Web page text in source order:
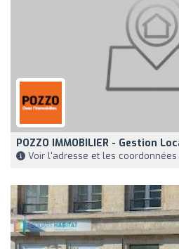
POZZO IMMOBILIER - Gestion
Voir l'adresse et les coordonnées